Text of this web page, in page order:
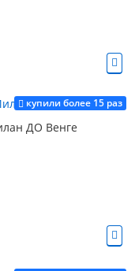
купили более 15 раз
ДО Венге